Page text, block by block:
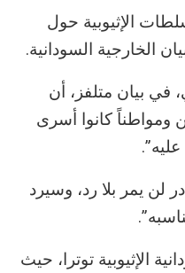
الإثيوبية حول
الخارجية السودانية.
في بيان متلفز، أن
سودانيين ومواطناً كانوا أسرى
لن يمر بلا رد، وسيرد
الإثيوبية توترا، حيث